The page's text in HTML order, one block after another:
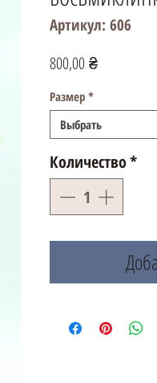
Артикул: 606
800,00 ₴Цена
Размер *
Выбрать
Количество*